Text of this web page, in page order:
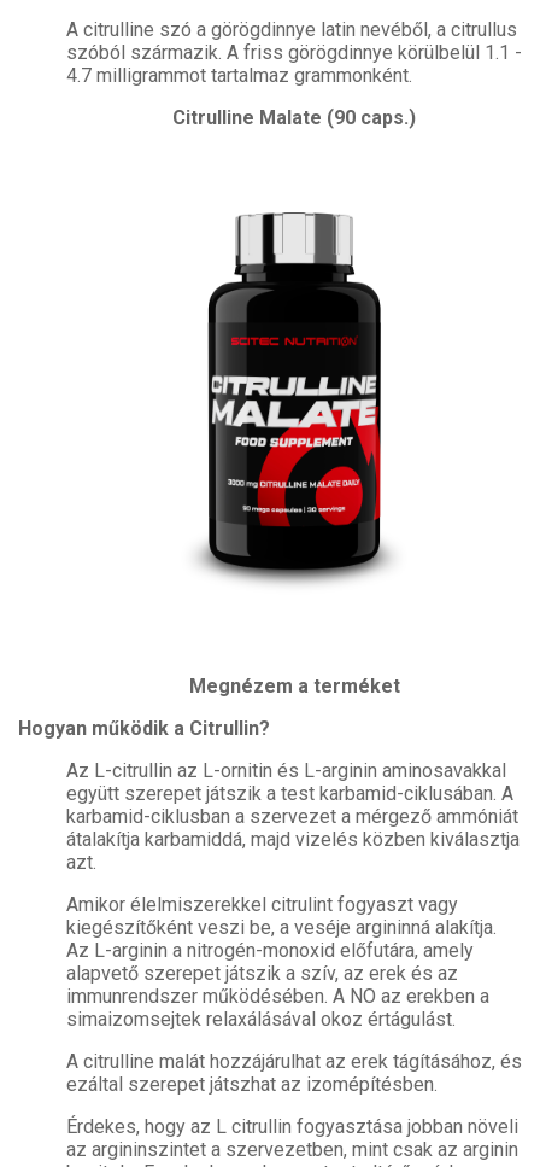
A citrulline szó a görögdinnye latin nevéből, a citrullus
szóból származik. A friss görögdinnye körülbelül 1.1 -
4.7 milligrammot tartalmaz grammonként.
Citrulline Malate (90 caps.)
Megnézem a terméket
Hogyan működik a Citrullin?
Az L-citrullin az L-ornitin és L-arginin aminosavakkal
együtt szerepet játszik a test karbamid-ciklusában. A
karbamid-ciklusban a szervezet a mérgező ammóniát
átalakítja karbamiddá, majd vizelés közben kiválasztja
azt.
Amikor élelmiszerekkel citrulint fogyaszt vagy
kiegészítőként veszi be, a veséje argininná alakítja.
Az L-arginin a nitrogén-monoxid előfutára, amely
alapvető szerepet játszik a szív, az erek és az
immunrendszer működésében. A NO az erekben a
simaizomsejtek relaxálásával okoz értágulást.
A citrulline malát hozzájárulhat az erek tágításához, és
ezáltal szerepet játszhat az izomépítésben.
Érdekes, hogy az L citrullin fogyasztása jobban növeli
az argininszintet a szervezetben, mint csak az arginin